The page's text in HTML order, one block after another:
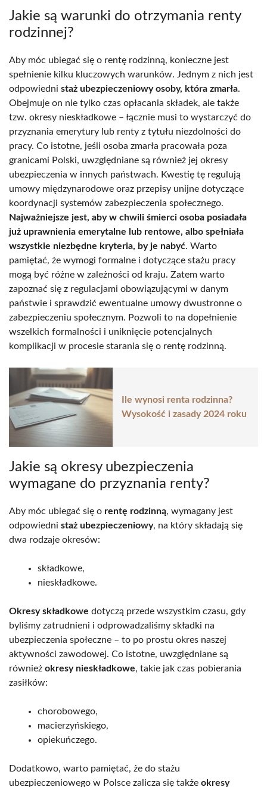
Jakie są warunki do otrzymania renty
rodzinnej?
Aby móc ubiegać się o rentę rodzinną, konieczne jest
spełnienie kilku kluczowych warunków. Jednym z nich jest
odpowiedni staż ubezpieczeniowy osoby, która zmarła.
Obejmuje on nie tylko czas opłacania składek, ale także
tzw. okresy nieskładkowe – łącznie musi to wystarczyć do
przyznania emerytury lub renty z tytułu niezdolności do
pracy. Co istotne, jeśli osoba zmarła pracowała poza
granicami Polski, uwzględniane są również jej okresy
ubezpieczenia w innych państwach. Kwestię tę regulują
umowy międzynarodowe oraz przepisy unijne dotyczące
koordynacji systemów zabezpieczenia społecznego.
Najważniejsze jest, aby w chwili śmierci osoba posiadała
już uprawnienia emerytalne lub rentowe, albo spełniała
wszystkie niezbędne kryteria, by je nabyć. Warto
pamiętać, że wymogi formalne i dotyczące stażu pracy
mogą być różne w zależności od kraju. Zatem warto
zapoznać się z regulacjami obowiązującymi w danym
państwie i sprawdzić ewentualne umowy dwustronne o
zabezpieczeniu społecznym. Pozwoli to na dopełnienie
wszelkich formalności i uniknięcie potencjalnych
komplikacji w procesie starania się o rentę rodzinną.
Ile wynosi renta rodzinna?
Wysokość i zasady 2024 roku
Jakie są okresy ubezpieczenia
wymagane do przyznania renty?
Aby móc ubiegać się o rentę rodzinną, wymagany jest
odpowiedni staż ubezpieczeniowy, na który składają się
dwa rodzaje okresów:
składkowe,
nieskładkowe.
Okresy składkowe dotyczą przede wszystkim czasu, gdy
byliśmy zatrudnieni i odprowadzaliśmy składki na
ubezpieczenia społeczne – to po prostu okres naszej
aktywności zawodowej. Co istotne, uwzględniane są
również okresy nieskładkowe, takie jak czas pobierania
zasiłków:
chorobowego,
macierzyńskiego,
opiekuńczego.
Dodatkowo, warto pamiętać, że do stażu
ubezpieczeniowego w Polsce zalicza się także okresy